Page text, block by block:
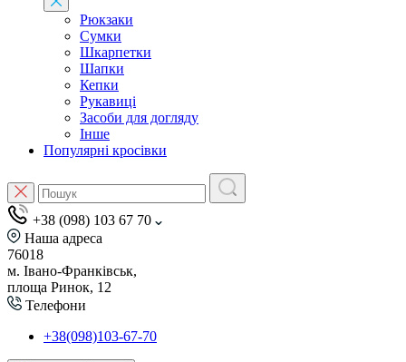
Рюкзаки
Сумки
Шкарпетки
Шапки
Кепки
Рукавиці
Засоби для догляду
Інше
Популярні кросівки
+38 (098) 103 67 70
Наша адреса
76018
м. Івано-Франківськ,
площа Ринок, 12
Телефони
+38(098)103-67-70